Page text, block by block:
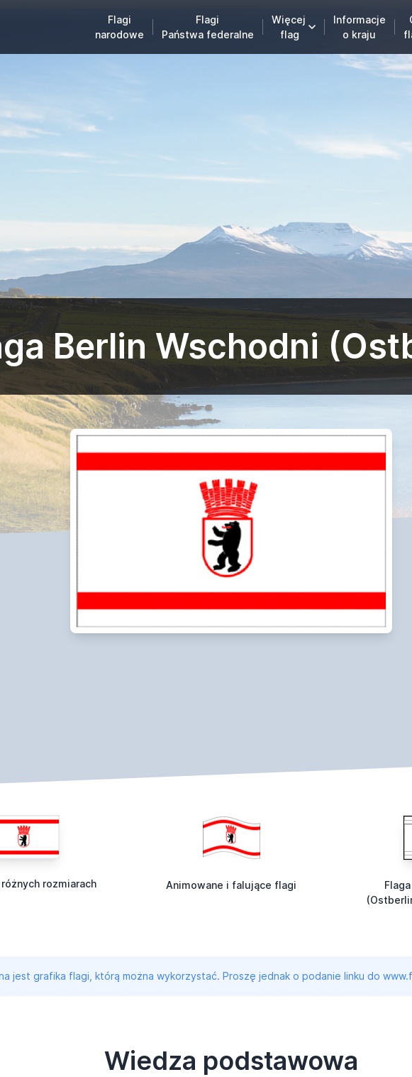
Flagi
narodowe
Flagi
Państwa federalne
Więcej
flag
Informacje
o kraju
Berlin Wschodni
rozmiarach Animowane i falujące flagi
jest grafika flagi, którą można wykorzystać. Proszę jednak o podanie linku do
Wiedza podstawowa